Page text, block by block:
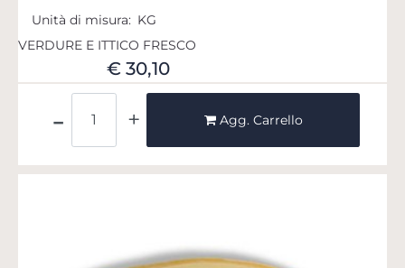
Unità di misura: KG
VERDURE E ITTICO FRESCO
€ 30,10
Agg. Carrello